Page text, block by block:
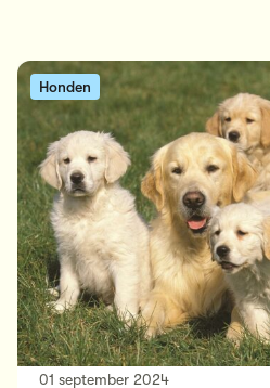
Honden
01 september 2024